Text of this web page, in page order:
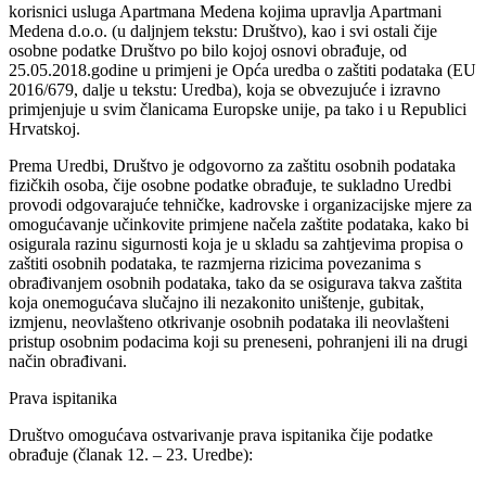
korisnici usluga Apartmana Medena kojima upravlja Apartmani
Medena d.o.o. (u daljnjem tekstu: Društvo), kao i svi ostali čije
osobne podatke Društvo po bilo kojoj osnovi obrađuje, od
25.05.2018.godine u primjeni je Opća uredba o zaštiti podataka (EU
2016/679, dalje u tekstu: Uredba), koja se obvezujuće i izravno
primjenjuje u svim članicama Europske unije, pa tako i u Republici
Hrvatskoj.
Prema Uredbi, Društvo je odgovorno za zaštitu osobnih podataka
fizičkih osoba, čije osobne podatke obrađuje, te sukladno Uredbi
provodi odgovarajuće tehničke, kadrovske i organizacijske mjere za
omogućavanje učinkovite primjene načela zaštite podataka, kako bi
osigurala razinu sigurnosti koja je u skladu sa zahtjevima propisa o
zaštiti osobnih podataka, te razmjerna rizicima povezanima s
obrađivanjem osobnih podataka, tako da se osigurava takva zaštita
koja onemogućava slučajno ili nezakonito uništenje, gubitak,
izmjenu, neovlašteno otkrivanje osobnih podataka ili neovlašteni
pristup osobnim podacima koji su preneseni, pohranjeni ili na drugi
način obrađivani.
Prava ispitanika
Društvo omogućava ostvarivanje prava ispitanika čije podatke
obrađuje (članak 12. – 23. Uredbe):